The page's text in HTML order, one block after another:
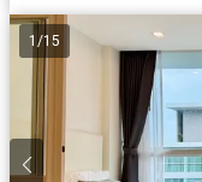
1 /15